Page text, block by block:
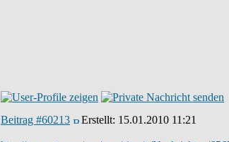
Beitrag #60213 Erstellt: 15.01.2010 11:21